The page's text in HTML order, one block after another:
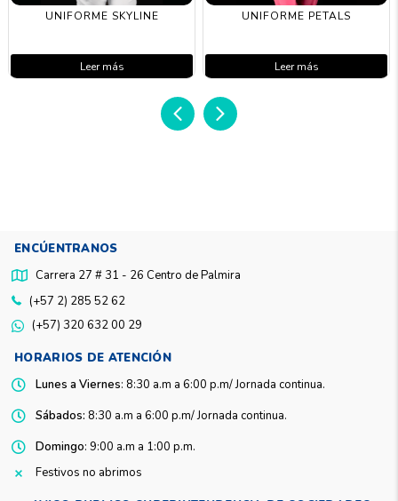
UNIFORME SKYLINE
Leer más
UNIFORME PETALS
Leer más
ENCÚENTRANOS
Carrera 27 # 31 - 26 Centro de Palmira
(+57 2) 285 52 62
(+57) 320 632 00 29
HORARIOS DE ATENCIÓN
Lunes a Viernes: 8:30 a.m a 6:00 p.m/ Jornada continua.
Sábados: 8:30 a.m a 6:00 p.m/ Jornada continua.
Domingo: 9:00 a.m a 1:00 p.m.
Festivos no abrimos